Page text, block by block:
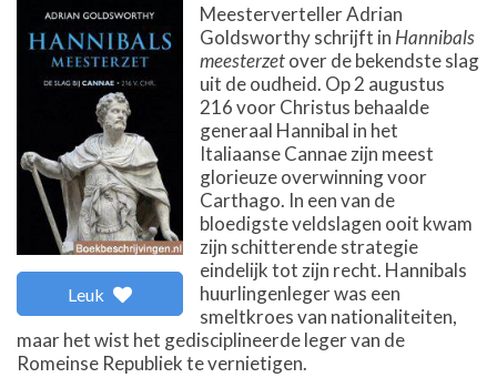
Leuk
Meesterverteller Adrian
Goldsworthy schrijft in Hannibals
meesterzetover de bekendste slag
uit de oudheid. Op 2 augustus
216 voor Christus behaalde
generaal Hannibal in het
Italiaanse Cannae zijn meest
glorieuze overwinning voor
Carthago. In een van de
bloedigste veldslagen ooit kwam
zijn schitterende strategie
eindelijk tot zijn recht. Hannibals
huurlingenleger was een
smeltkroes van nationaliteiten,
maar het wist het gedisciplineerde leger van de
Romeinse Republiek te vernietigen.